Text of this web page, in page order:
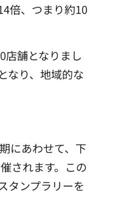
倍、つまり約10
店舗となりまし
なり、地域的な
にあわせて、下
されます。この
タンプラリーを